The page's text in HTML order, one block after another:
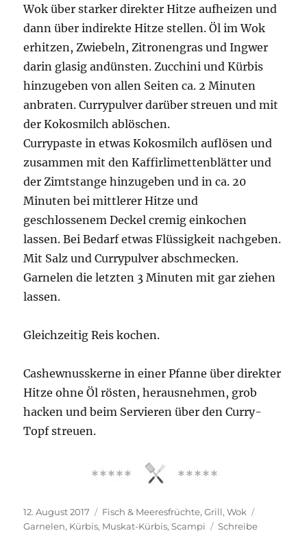
Wok über starker direkter Hitze aufheizen und
dann über indirekte Hitze stellen. Öl im Wok
erhitzen, Zwiebeln, Zitronengras und Ingwer
darin glasig andünsten. Zucchini und Kürbis
hinzugeben von allen Seiten ca. 2 Minuten
anbraten. Currypulver darüber streuen und mit
der Kokosmilch ablöschen.
Currypaste in etwas Kokosmilch auflösen und
zusammen mit den Kaffirlimettenblätter und
der Zimtstange hinzugeben und in ca. 20
Minuten bei mittlerer Hitze und
geschlossenem Deckel cremig einkochen
lassen. Bei Bedarf etwas Flüssigkeit nachgeben.
Mit Salz und Currypulver abschmecken.
Garnelen die letzten 3 Minuten mit gar ziehen
lassen.
Gleichzeitig Reis kochen.
Cashewnusskerne in einer Pfanne über direkter
Hitze ohne Öl rösten, herausnehmen, grob
hacken und beim Servieren über den Curry-
Topf streuen.
Veröffentlicht
am
12. August 2017 Kategorien
Fisch & Meeresfrüchte,Grill,Wok
Garnelen, Kürbis, Muskat-Kürbis,Scampi
Schreibe